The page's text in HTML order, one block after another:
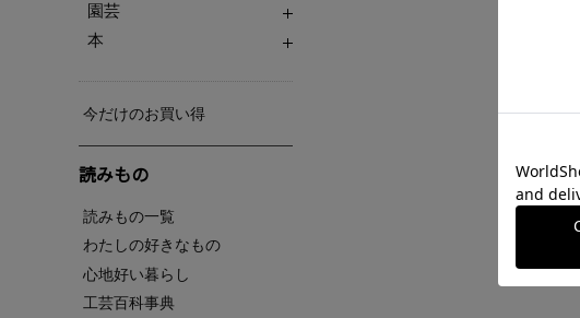
園芸
本
今だけのお買い得
読みもの
読みもの一覧
わたしの好きなもの
心地好い暮らし
工芸百科事典